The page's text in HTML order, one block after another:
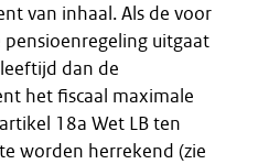
van inhaal. Als de voor
uitgaat
dan de
het fiscaal maximale
18a Wet LB ten
worden herrekend (zie